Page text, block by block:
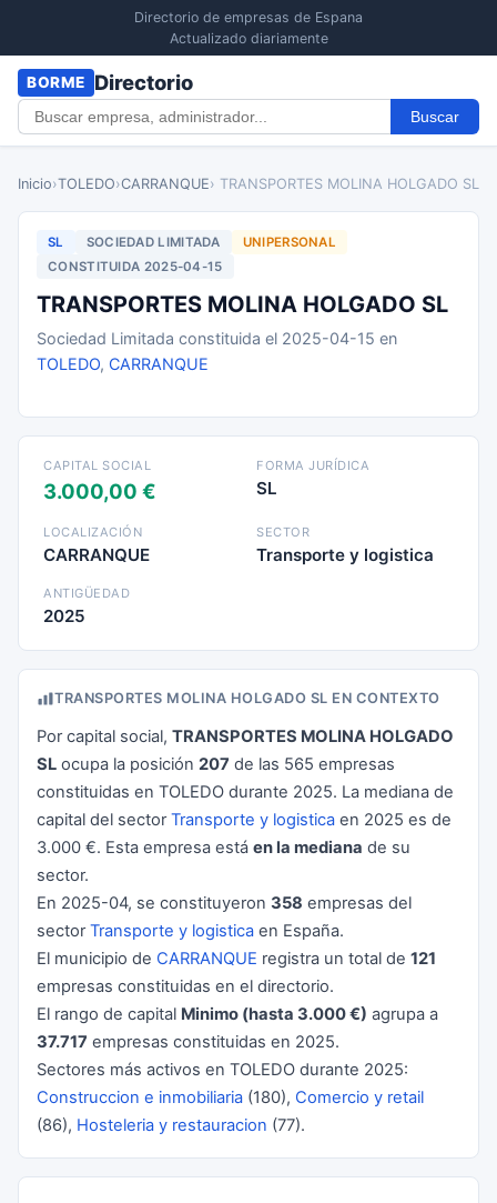
Directorio de empresas de Espana
Actualizado diariamente
BORME Directorio
Buscar
Inicio›TOLEDO›CARRANQUE› TRANSPORTES MOLINA HOLGADO SL
SL SOCIEDAD LIMITADA
UNIPERSONAL
CONSTITUIDA 2025-04-15
TRANSPORTES MOLINA HOLGADO SL
Sociedad Limitada constituida el 2025-04-15 en
TOLEDO, CARRANQUE
CAPITAL SOCIAL
3.000,00 €
FORMA JURÍDICA
SL
LOCALIZACIÓN
CARRANQUE
SECTOR
Transporte y logistica
ANTIGÜEDAD
2025
TRANSPORTES MOLINA HOLGADO SL EN CONTEXTO
Por capital social, TRANSPORTES MOLINA HOLGADO
SL ocupa la posición 207 de las 565 empresas
constituidas en TOLEDO durante 2025. La mediana de
capital del sectorTransporte y logistica en 2025 es de
3.000 €. Esta empresa está en la mediana de su
sector.
En 2025-04, se constituyeron 358 empresas del
sectorTransporte y logistica en España.
El municipio de CARRANQUE registra un total de 121
empresas constituidas en el directorio.
El rango de capital Minimo (hasta 3.000 €) agrupa a
37.717 empresas constituidas en 2025.
Sectores más activos en TOLEDO durante 2025:
Construccion e inmobiliaria (180), Comercio y retail
(86), Hosteleria y restauracion (77).